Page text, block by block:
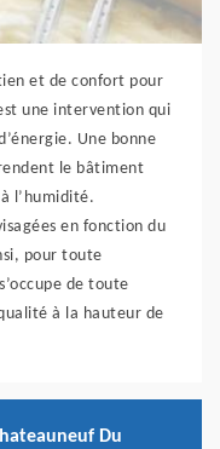
et de confort pour
une intervention qui
Une bonne
le bâtiment
l’humidité.
en fonction du
pour toute
de toute
à la hauteur de
Du